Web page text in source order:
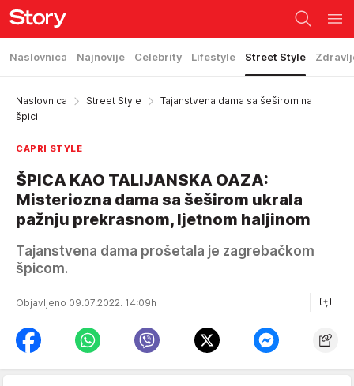
Naslovnica Najnovije Celebrity Lifestyle Street Style
Naslovnica Street Style
Tajanstvena dama sa šeširom na
špici
CAPRI STYLE
ŠPICA KAO TALIJANSKA OAZA:
Misteriozna dama sa šeširom ukrala
pažnju prekrasnom, ljetnom haljinom
Tajanstvena dama prošetala je zagrebačkom
špicom.
Objavljeno 09.07.2022. 14:09h